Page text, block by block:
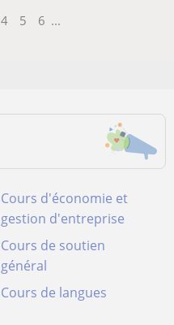
4 5 6 ...
Cours d'économie et
gestion d'entreprise
Cours de soutien
général
Cours de langues